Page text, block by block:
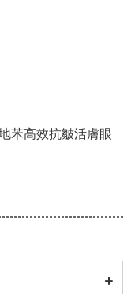
苯高效抗皺活膚眼